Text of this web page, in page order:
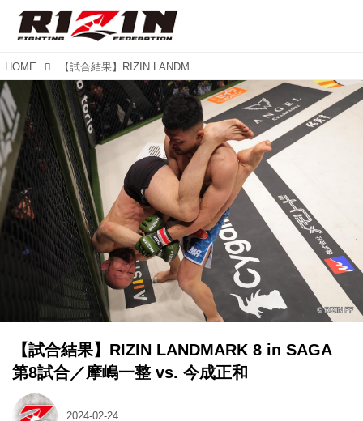
HOME 【試合結果】RIZIN LANDMARK 8 in SAGA 第8試合／摩嶋一整 vs. 今成正和
【試合結果】RIZIN LANDMARK 8 in SAGA
第8試合／摩嶋一整 vs. 今成正和
2024-02-24